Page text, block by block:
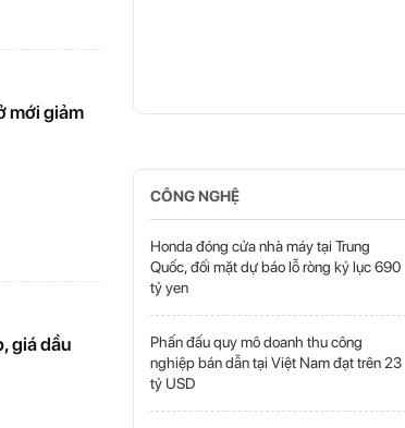
mới giảm
giá dầu
CÔNG NGHỆ
Honda đóng cửa nhà máy tại Trung
Quốc, đối mặt dự báo lỗ ròng kỷ lục 690
tỷ yen
Phấn đấu quy mô doanh thu công
nghiệp bán dẫn tại Việt Nam đạt trên 23
tỷ USD